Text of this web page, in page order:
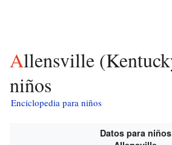
Allensville (Kentucky) para
niños
Enciclopedia para niños
Datos para niños